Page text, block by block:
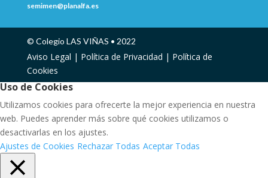
semimen@planalfa.es
© Colegio LAS VIÑAS • 2022
Aviso Legal | Política de Privacidad | Política de
Cookies
Uso de Cookies
Utilizamos cookies para ofrecerte la mejor experiencia en nuestra
web. Puedes aprender más sobre qué cookies utilizamos o
desactivarlas en los ajustes.
Ajustes de Cookies Rechazar Todas Aceptar Todas